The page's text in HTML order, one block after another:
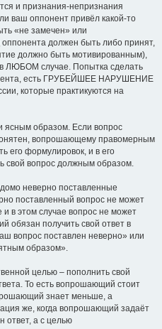
и признания-непризнания
ваш оппонент привёл какой-то
«не замечен» или
должен быть либо принят,
должно быть мотивированным),
ЛЮБОМ случае. Попытка сделать
есть ГРУБЕЙШЕЕ НАРУШЕНИЕ
которые практикуются на
ясным образом. Если вопрос
вопрошающему правомерным
его формулировок, и в его
свой вопрос должным образом.
неверно поставленные
поставленный вопрос не может
в этом случае вопрос не может
обязан получить свой ответ в
вопрос поставлен неверно» или
образом».
целью – пополнить свой
То есть вопрошающий стоит
знает меньше, а
же, когда вопрошающий задаёт
ответ, а с целью